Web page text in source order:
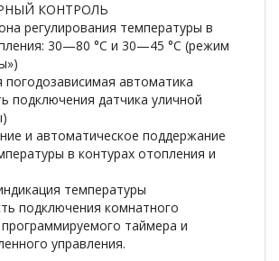
КОНТРОЛЬ
регулирования температуры в
30—80 °С и 30—45 °С (режим
погодозависимая автоматика
подключения датчика уличной
и автоматическое поддержание
в контурах отопления и
температуры
подключения комнатного
таймера и
управления.